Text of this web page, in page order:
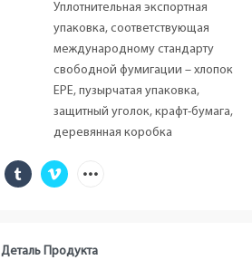
Уплотнительная экспортная
упаковка, соответствующая
международному стандарту
свободной фумигации – хлопок
EPE, пузырчатая упаковка,
защитный уголок, крафт-бумага,
деревянная коробка
Деталь Продукта